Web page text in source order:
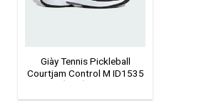
Giày Tennis Pickleball
Courtjam Control M ID1535
phong độ